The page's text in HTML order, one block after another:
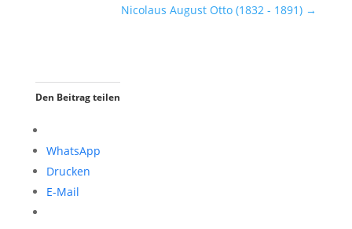
Nicolaus August Otto (1832 - 1891) →
Den Beitrag teilen
WhatsApp
Drucken
E-Mail